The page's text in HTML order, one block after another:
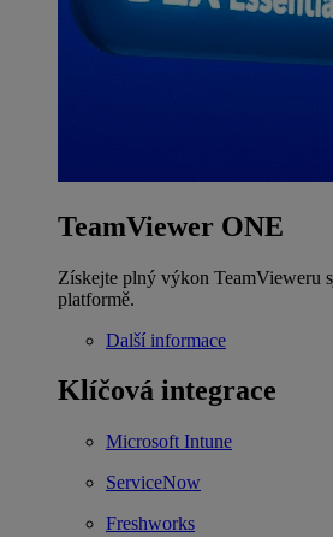
TeamViewer ONE
Získejte plný výkon TeamVieweru
platformě.
Další informace
Klíčová integrace
Microsoft Intune
ServiceNow
Freshworks